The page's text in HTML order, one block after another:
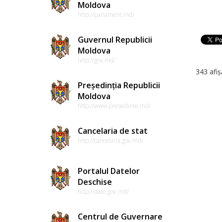
Moldova
http://parlament.md/
Guvernul Republicii
Moldova
http://gov.md/
Președinția Republicii
Moldova
http://www.presedinte.md/
Cancelaria de stat
http://cancelaria.gov.md/
Portalul Datelor
Deschise
http://date.gov.md/
Centrul de Guvernare
343